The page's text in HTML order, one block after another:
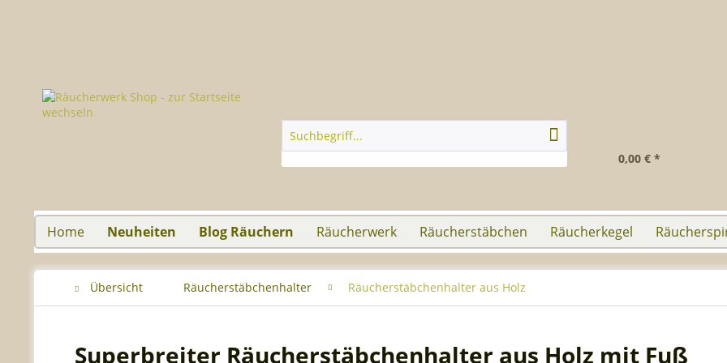
0,00 € *
Home Neuheiten Blog Räuchern Räucherwerk Räucherstäbchen Räucherkegel
Übersicht Räucherstäbchenhalter Räucherstäbchenhalter aus Holz
Superbreiter Räucherstäbchenhalter aus Holz mit Fuß